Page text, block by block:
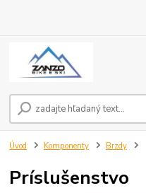
Úvod Komponenty Brzdy
Príslušenstvo